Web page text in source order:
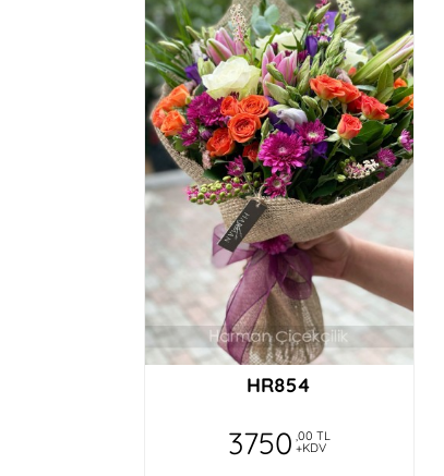
HR854
3750 ,00 TL
+KDV